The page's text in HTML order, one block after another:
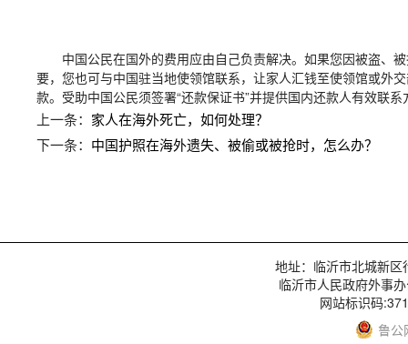
中国公民在国外的费用应由自己负责解决。如果您因被盗、
要，您也可与中国驻当地使领馆联系，让家人汇钱至使领馆或外
款。受助中国公民须签署“还款保证书”并提供国内还款人有效联
上一条： 家人在海外死亡，如何处理？
下一条： 中国护照在海外遗失、被偷或被抢时，怎么办？
地址：临沂市北城新
临沂市人民政府外事
网站标识码
鲁公